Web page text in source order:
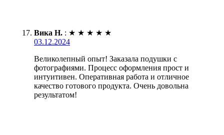
Вика Н. : ★ ★ ★ ★ ★
03.12.2024
Великолепный опыт! Заказала подушки с
фотографиями. Процесс оформления прост и
интуитивен. Оперативная работа и отличное
качество готового продукта. Очень довольна
результатом!